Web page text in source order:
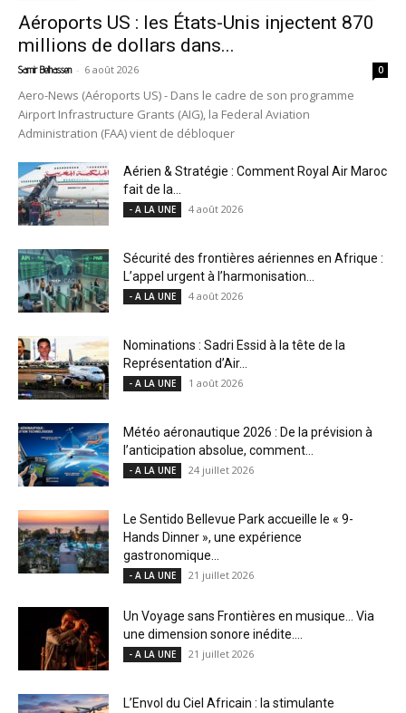
Aéroports US : les États-Unis injectent 870
millions de dollars dans...
Samir Belhassen - 6 août 2026 0
Aero-News (Aéroports US) - Dans le cadre de son programme
Airport Infrastructure Grants (AIG), la Federal Aviation
Administration (FAA) vient de débloquer
Aérien & Stratégie : Comment Royal Air Maroc
fait de la...
- A LA UNE 4 août 2026
Sécurité des frontières aériennes en Afrique :
L’appel urgent à l’harmonisation...
- A LA UNE 4 août 2026
Nominations : Sadri Essid à la tête de la
Représentation d’Air...
- A LA UNE 1 août 2026
Météo aéronautique 2026 : De la prévision à
l’anticipation absolue, comment...
- A LA UNE 24 juillet 2026
Le Sentido Bellevue Park accueille le « 9-
Hands Dinner », une expérience
gastronomique...
- A LA UNE 21 juillet 2026
Un Voyage sans Frontières en musique… Via
une dimension sonore inédite....
- A LA UNE 21 juillet 2026
L’Envol du Ciel Africain : la stimulante